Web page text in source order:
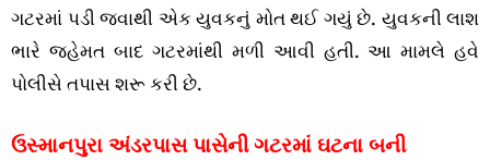
ગટરમાં પડી જવાથી એક યુવકનું મોત થઈ ગયું છે. યુવકની લાશ
ભારે જહેમત બાદ ગટરમાંથી મળી આવી હતી. આ મામલે હવે
પોલીસે તપાસ શરૂ કરી છે.
ઉસ્માનપુરા અંડરપાસ પાસેની ગટરમાં ઘટના બની